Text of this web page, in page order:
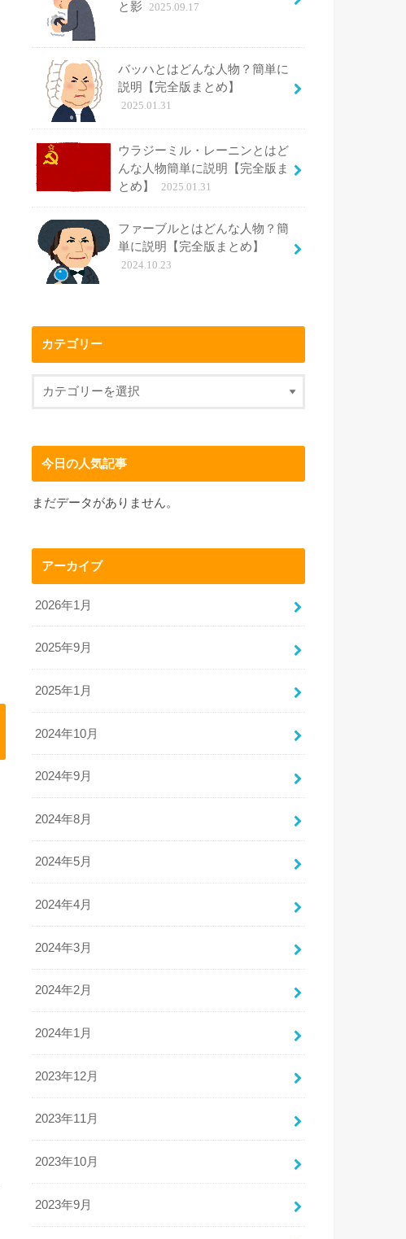
と影
2025.09.17
バッハとはどんな人物？簡単に
説明【完全版まとめ】
2025.01.31
ウラジーミル・レーニンとはど
んな人物簡単に説明【完全版ま
とめ】
2025.01.31
ファーブルとはどんな人物？簡
単に説明【完全版まとめ】
2024.10.23
カテゴリー
今日の人気記事
まだデータがありません。
アーカイブ
2026年1月
2025年9月
2025年1月
2024年10月
2024年9月
2024年8月
2024年5月
2024年4月
2024年3月
2024年2月
2024年1月
2023年12月
2023年11月
2023年10月
2023年9月